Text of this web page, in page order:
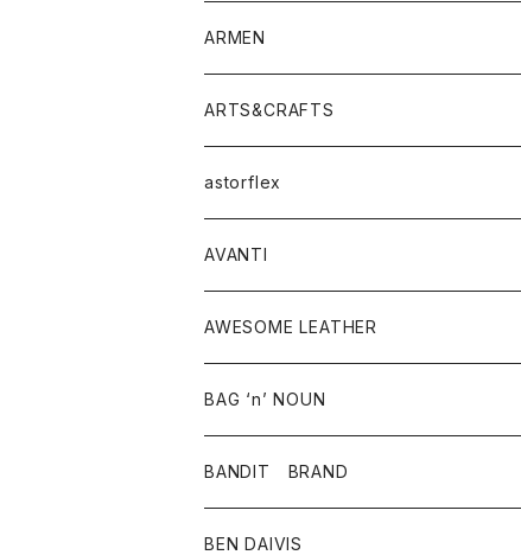
シャツ
Tシャツ・カットソー
シャツ・ブラウス
ボトムス
パンツ
スカート
ワンピース・オールインワン
バッグ
シューズ
アクセサリー
その他雑貨
ARMEN
アウター
コート
ジャケット
トップス
ベスト
シャツ
ワンピース
ボトム
スカート
パンツ
グッズ
靴
ARTS&CRAFTS
アクセサリー
ウォレット
バッグ
astorflex
グッズ
靴
AVANTI
シャツ
AWESOME LEATHER
アウター
革ジャケット
BAG ‘n’ NOUN
アクセサリー
バッグ
BANDIT BRAND
トップス
BEN DAIVIS